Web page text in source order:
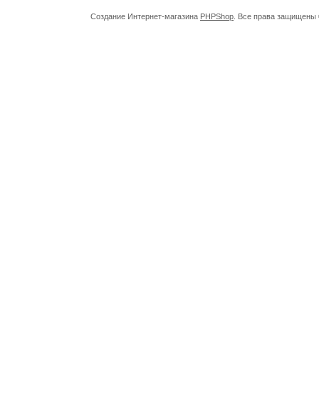
Создание Интернет-магазина PHPShop . Все права защищены